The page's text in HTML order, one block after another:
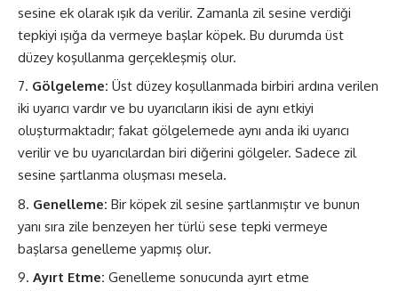
sesine ek olarak ışık da verilir. Zamanla zil sesine verdiği
tepkiyi ışığa da vermeye başlar köpek. Bu durumda üst
düzey koşullanma gerçekleşmiş olur.
Gölgeleme: Üst düzey koşullanmada birbiri ardına verilen
iki uyarıcı vardır ve bu uyarıcıların ikisi de aynı etkiyi
oluşturmaktadır; fakat gölgelemede aynı anda iki uyarıcı
verilir ve bu uyarıcılardan biri diğerini gölgeler. Sadece zil
sesine şartlanma oluşması mesela.
Genelleme: Bir köpek zil sesine şartlanmıştır ve bunun
yanı sıra zile benzeyen her türlü sese tepki vermeye
başlarsa genelleme yapmış olur.
Ayırt Etme: Genelleme sonucunda ayırt etme